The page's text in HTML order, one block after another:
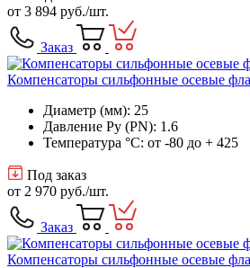
от 3 894 руб./шт.
Заказ
Компенсаторы сильфонные осевые
Диаметр (мм): 25
Давление Ру (PN): 1.6
Температура °C: от -80 до + 425
Под заказ
от 2 970 руб./шт.
Заказ
Компенсаторы сильфонные осевые